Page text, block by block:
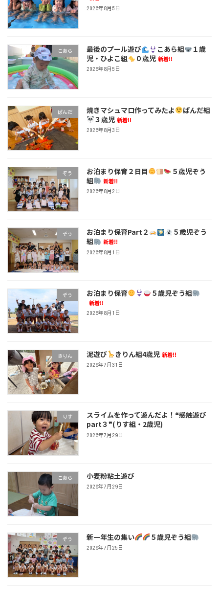
2026年8月5日
こあら 最後のプール遊び こあら組
１歳
児・ひよこ組
０歳児 新着!!
2026年8月5日
ぱんだ 焼きマシュマロ作ってみたよ
ぱんだ組
３歳児 新着!!
2026年8月3日
ぞう お泊まり保育２日目
５歳児ぞう
組
新着!!
2026年8月2日
ぞう お泊まり保育Part２
５歳児ぞう
組
新着!!
2026年8月1日
ぞう お泊まり保育 ５歳児ぞう組
新着!!
2026年8月1日
きりん 泥遊び きりん組4歳児 新着!!
2026年7月31日
りす
スライムを作って遊んだよ！❝感触遊び
part３❞(りす組・2歳児)
2026年7月29日
こあら 小麦粉粘土遊び
2026年7月29日
ぞう 新一年生の集い ５歳児ぞう組
2026年7月25日